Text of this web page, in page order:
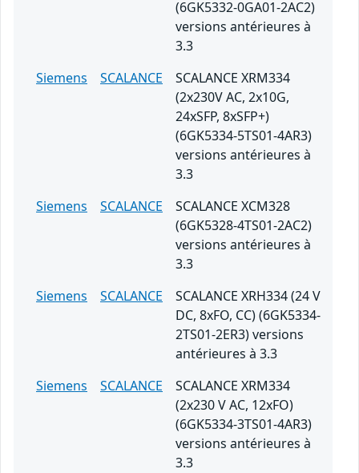
(6GK5332-0GA01-2AC2)
versions antérieures à
3.3
Siemens
SCALANCE
SCALANCE XRM334
(2x230V AC, 2x10G,
24xSFP, 8xSFP+)
(6GK5334-5TS01-4AR3)
versions antérieures à
3.3
Siemens
SCALANCE
SCALANCE XCM328
(6GK5328-4TS01-2AC2)
versions antérieures à
3.3
Siemens
SCALANCE
SCALANCE XRH334 (24 V
DC, 8xFO, CC) (6GK5334-
2TS01-2ER3) versions
antérieures à 3.3
Siemens
SCALANCE
SCALANCE XRM334
(2x230 V AC, 12xFO)
(6GK5334-3TS01-4AR3)
versions antérieures à
3.3